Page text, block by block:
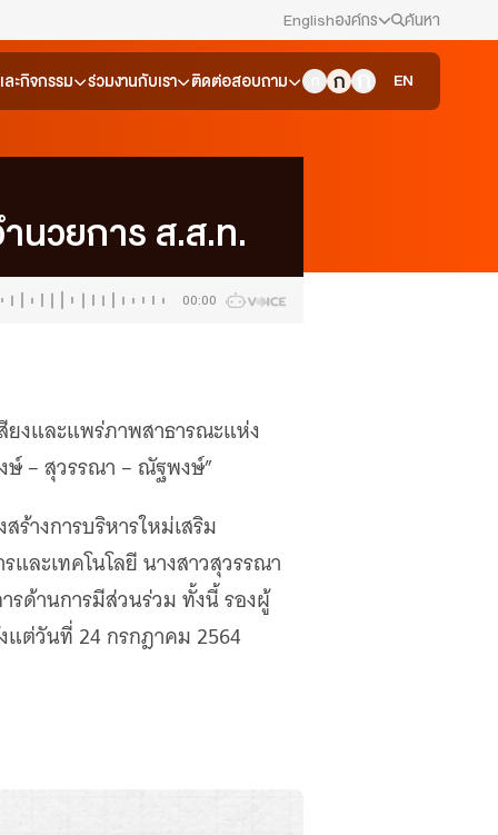
Englishองค์กร
สมัครงาน/ฝึกงาน
About Thai PBS
ค้นหา
ละกิจกรรม ร่วมงานกับเรา ติดต่อสอบถาม EN
นวยการ ส.ส.ท.
00:00
ยงและแพร่ภาพสาธารณะแห่ง
ษ์ – สุวรรณา – ณัฐพงษ์”
างการบริหารใหม่เสริม
ละเทคโนโลยี นางสาวสุวรรณา
ด้านการมีส่วนร่วม ทั้งนี้ รองผู้
ต่วันที่ 24 กรกฎาคม 2564